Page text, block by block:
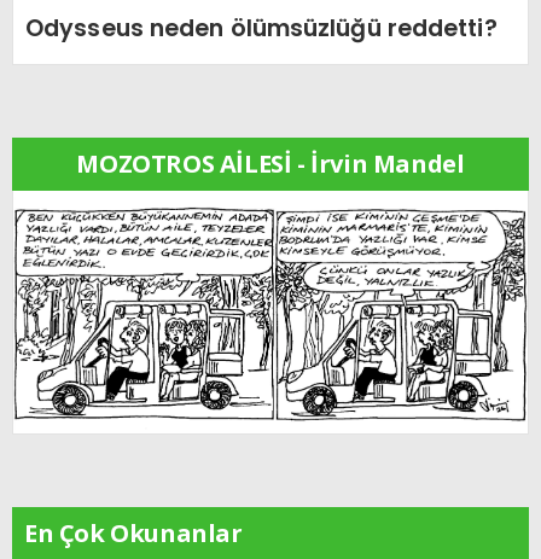
Odysseus neden ölümsüzlüğü reddetti?
MOZOTROS AİLESİ - İrvin Mandel
En Çok Okunanlar